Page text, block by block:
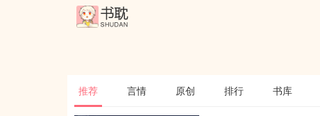
推荐 言情 原创 排行 书库